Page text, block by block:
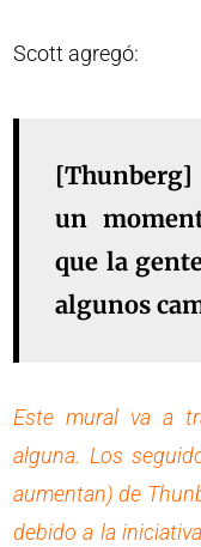
Scott agregó:
un
que la
algunos
Este mural va a
alguna. Los
aumentan) de
debido a la